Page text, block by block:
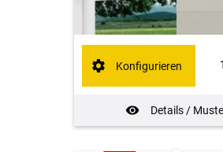
Details /
Konfigurieren